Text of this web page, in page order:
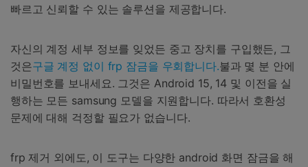
빠르고 신뢰할 수 있는 솔루션을 제공합니다.
자신의 계정 세부 정보를 잊었든 중고 장치를 구입했든, 그
것은구글 계정 없이 frp 잠금을 우회합니다.불과 몇 분 안에
비밀번호를 보내세요. 그것은 Android 15, 14 및 이전을 실
행하는 모든 samsung 모델을 지원합니다. 따라서 호환성
문제에 대해 걱정할 필요가 없습니다.
frp 제거 외에도, 이 도구는 다양한 android 화면 잠금을 해